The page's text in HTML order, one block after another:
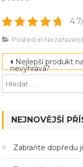
Posted in
Navigace
pro
Nejlepší produkt
nevyhrává?
NEJNOVĚJŠÍ
Zabraňte dopředu